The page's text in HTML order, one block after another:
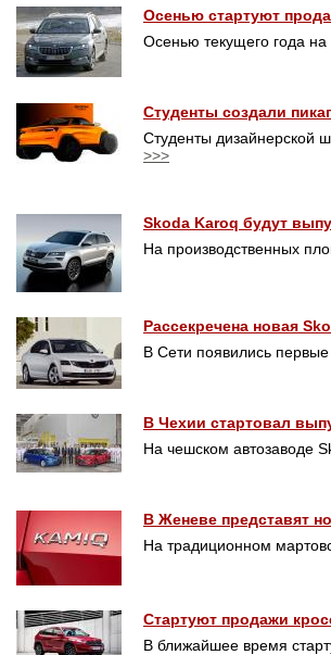
Осенью стартуют
Осенью текущего года
Студенты создали
Студенты дизайнерской
>>>
Skoda Karoq будут
На производственных
Рассекречена новая
В Сети появились
В Чехии стартовал
На чешском автозаводе
В Женеве представят
На традиционном
Стартуют продажи
В ближайшее время